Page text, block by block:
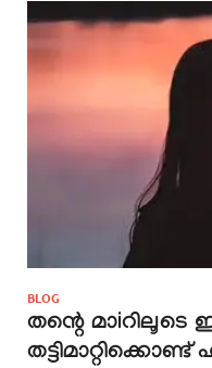
BLOG
തന്റെ